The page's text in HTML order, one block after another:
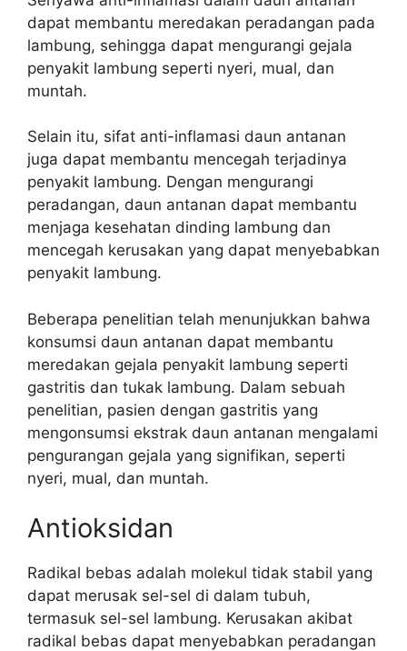
dapat membantu meredakan peradangan pada
lambung, sehingga dapat mengurangi gejala
penyakit lambung seperti nyeri, mual, dan
muntah.
Selain itu, sifat anti-inflamasi daun antanan
juga dapat membantu mencegah terjadinya
penyakit lambung. Dengan mengurangi
peradangan, daun antanan dapat membantu
menjaga kesehatan dinding lambung dan
mencegah kerusakan yang dapat menyebabkan
penyakit lambung.
Beberapa penelitian telah menunjukkan bahwa
konsumsi daun antanan dapat membantu
meredakan gejala penyakit lambung seperti
gastritis dan tukak lambung. Dalam sebuah
penelitian, pasien dengan gastritis yang
mengonsumsi ekstrak daun antanan mengalami
pengurangan gejala yang signifikan, seperti
nyeri, mual, dan muntah.
Antioksidan
Radikal bebas adalah molekul tidak stabil yang
dapat merusak sel-sel di dalam tubuh,
termasuk sel-sel lambung. Kerusakan akibat
radikal bebas dapat menyebabkan peradangan